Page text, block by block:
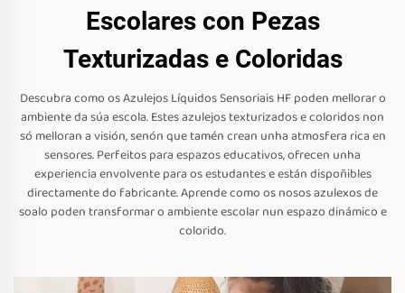
Escolares con Pezas
Texturizadas e Coloridas
Descubra como os Azulejos Líquidos Sensoriais HF poden mellorar o
ambiente da súa escola. Estes azulejos texturizados e coloridos non
só melloran a visión, senón que tamén crean unha atmosfera rica en
sensores. Perfeitos para espazos educativos, ofrecen unha
experiencia envolvente para os estudantes e están dispoñibles
directamente do fabricante. Aprende como os nosos azulexos de
soalo poden transformar o ambiente escolar nun espazo dinámico e
colorido.